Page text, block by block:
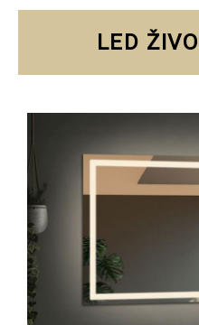
LED